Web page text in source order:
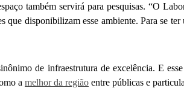
também servirá para pesquisas. “O
que disponibilizam esse ambiente. Para se
de infraestrutura de excelência. E
a melhor da região entre públicas e